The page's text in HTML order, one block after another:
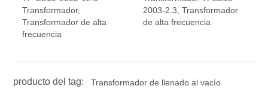
Transformador,
Transformador de alta
frecuencia
2003-2.3, Transformador
de alta frecuencia
producto del tag:
Transformador de llenado al vacío